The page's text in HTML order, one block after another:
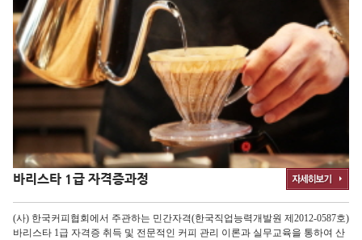
바리스타 1급 자격증과정
(사) 한국커피협회에서 주관하는 민간자격(한국직업능력개발원 제2012-0587호)
바리스타 1급 자격증 취득 및 전문적인 커피 관리 이론과 실무교육을 통하여 산